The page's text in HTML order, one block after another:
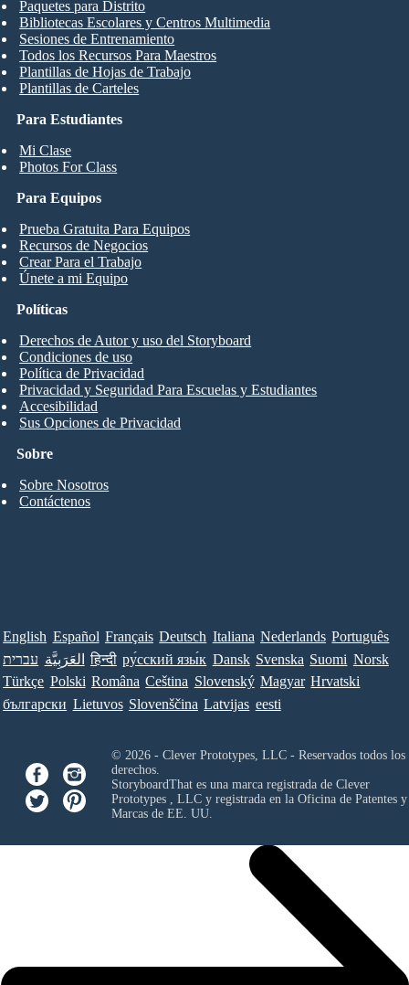
Para Estudiantes
Mi Clase
Photos For Class
Paquetes para Distrito
Bibliotecas Escolares y Centros Multimedia
Sesiones de Entrenamiento
Todos los Recursos Para Maestros
Plantillas de Hojas de Trabajo
Plantillas de Carteles
Para Equipos
Prueba Gratuita Para Equipos
Recursos de Negocios
Crear Para el Trabajo
Únete a mi Equipo
Sobre
Sobre Nosotros
Contáctenos
Políticas
Derechos de Autor y uso del Storyboard
Condiciones de uso
Política de Privacidad
Privacidad y Seguridad Para Escuelas y Estudiantes
Accesibilidad
Sus Opciones de Privacidad
English Español Français Deutsch Italiana Nederlands Português
עברית العَرَبِيَّة हिन्दी ру́сский язы́к Dansk Svenska Suomi Norsk
Türkçe Polski Româna Ceština Slovenský Magyar Hrvatski
български Lietuvos Slovenščina Latvijas eesti
© 2026 - Clever Prototypes, LLC - Reservados todos los
derechos.
StoryboardThat es una marca registrada de Clever
Prototypes , LLCy registrada en la Oficina de Patentes y
Marcas de EE. UU.